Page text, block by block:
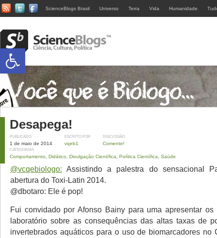
ScienceBlogs Brasil Universo Terra Vida Humanidade
Desapega!
PUBLICADO
1 de maio de 2014
ESCRITO POR
vqeb1
DISCUSSÃO
Comente!
CATEGORIAS
Comportamento Didático Divulgação Científica Política Científica Saúde
@vcqebiologo: Assistindo a palestra do sensacional
abertura do Toxi-Latin 2014.
@dbotaro: Ele é pop!
Fui convidado por Afonso Bainy para uma apresentar
laboratório sobre as consequências das altas taxas de
invertebrados aquáticos para o uso de biomarcadores no
Abrir a barra de ferramentas